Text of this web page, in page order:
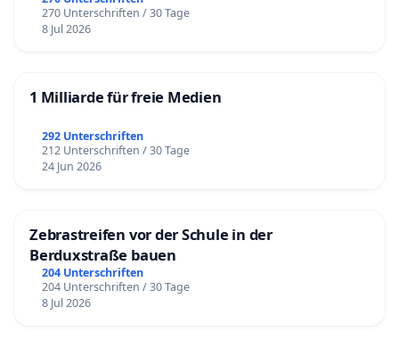
270 Unterschriften / 30 Tage
8 Jul 2026
1 Milliarde für freie Medien
292 Unterschriften
212 Unterschriften / 30 Tage
24 Jun 2026
Zebrastreifen vor der Schule in der
Berduxstraße bauen
204 Unterschriften
204 Unterschriften / 30 Tage
8 Jul 2026